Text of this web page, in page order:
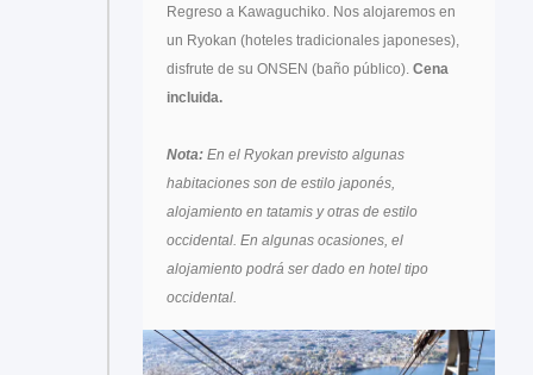
Regreso a Kawaguchiko. Nos alojaremos en
un Ryokan (hoteles tradicionales japoneses),
disfrute de su ONSEN (baño público). Cena
incluida.
Nota: En el Ryokan previsto algunas
habitaciones son de estilo japonés,
alojamiento en tatamis y otras de estilo
occidental. En algunas ocasiones, el
alojamiento podrá ser dado en hotel tipo
occidental.